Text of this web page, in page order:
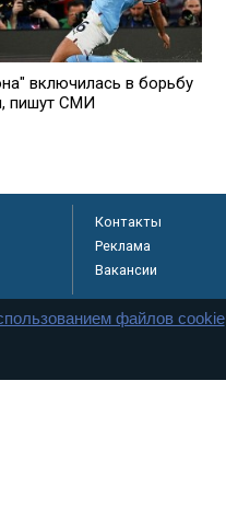
включилась в борьбу
пишут СМИ
Контакты
Реклама
Вакансии
файлов cookie